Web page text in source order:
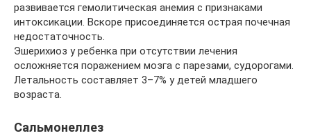
развивается гемолитическая анемия с признаками
интоксикации. Вскоре присоединяется острая почечная
недостаточность.
Эшерихиоз у ребенка при отсутствии лечения
осложняется поражением мозга с парезами, судорогами.
Летальность составляет 3–7% у детей младшего
возраста.
Сальмонеллез